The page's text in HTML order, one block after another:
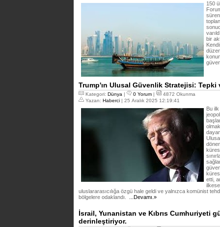
150
süren
bir
Trump'ın Ulusal Güvenlik Stratejisi: Tepki
Kategori: Dünya | 0 Yorum |
4872 Okunma
Yazan: Haberci | 25 Aralık 2025 12:19:41
Bu
etti,
uluslararasıcılığa özgü hale geldi ve yalnızca komünist
bölgelere odaklandı.
...Devamı.»
İsrail, Yunanistan ve Kıbrıs Cumhuriyeti
derinleştiriyor.